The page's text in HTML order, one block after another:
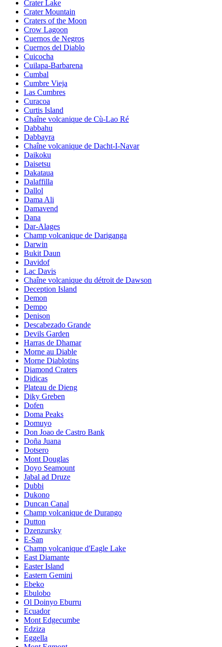
Crater Lake
Crater Mountain
Craters of the Moon
Crow Lagoon
Cuernos de Negros
Cuernos del Diablo
Cuicocha
Cuilapa-Barbarena
Cumbal
Cumbre Vieja
Las Cumbres
Curacoa
Curtis Island
Chaîne volcanique de Cù-Lao Ré
Dabbahu
Dabbayra
Chaîne volcanique de Dacht-I-Navar
Daikoku
Daisetsu
Dakataua
Dalaffilla
Dallol
Dama Ali
Damavend
Dana
Dar-Alages
Champ volcanique de Dariganga
Darwin
Bukit Daun
Davidof
Lac Davis
Chaîne volcanique du détroit de Dawson
Deception Island
Demon
Dempo
Denison
Descabezado Grande
Devils Garden
Harras de Dhamar
Morne au Diable
Morne Diablotins
Diamond Craters
Didicas
Plateau de Dieng
Diky Greben
Dofen
Doma Peaks
Domuyo
Don Joao de Castro Bank
Doña Juana
Dotsero
Mont Douglas
Doyo Seamount
Jabal ad Druze
Dubbi
Dukono
Duncan Canal
Champ volcanique de Durango
Dutton
Dzenzursky
E-San
Champ volcanique d'Eagle Lake
East Diamante
Easter Island
Eastern Gemini
Ebeko
Ebulobo
Ol Doinyo Eburru
Ecuador
Mont Edgecumbe
Edziza
Eggella